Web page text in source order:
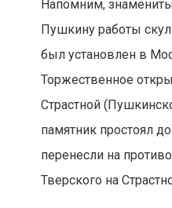
Напомним,
Пушкину работы
был установлен в
Торжественное
Страстной
памятник простоял
перенесли на
Тверского на